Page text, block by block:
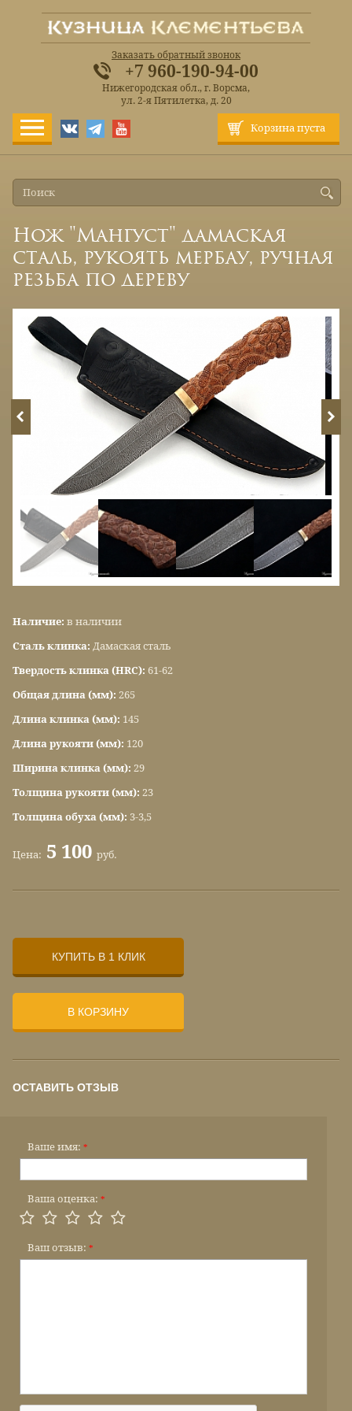
Корзина пуста
Заказать обратный звонок
+7 960-190-94-00
Нижегородская обл., г. Ворсма,
ул. 2-я Пятилетка, д. 20
Нож "Мангуст" дамаская
сталь, рукоять мербау, ручная
резьба по дереву
Наличие: в наличии
Сталь клинка: Дамаская сталь
Твердость клинка (HRC): 61-62
Общая длина (мм): 265
Длина клинка (мм): 145
Длина рукояти (мм): 120
Ширина клинка (мм): 29
Толщина рукояти (мм): 23
Толщина обуха (мм): 3-3,5
Цена: 5 100 руб.
КУПИТЬ В 1 КЛИК
В КОРЗИНУ
ОСТАВИТЬ ОТЗЫВ
Ваше имя: *
Ваша оценка: *
Ваш отзыв: *